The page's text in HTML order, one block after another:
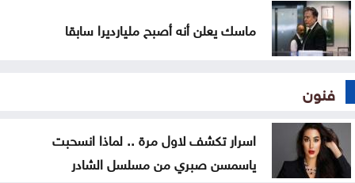
ماسك يعلن أنه أصبح مليارديرا سابقا
فنون
اسرار تكشف لاول مرة .. لماذا انسحبت
ياسمسن صبري من مسلسل الشادر